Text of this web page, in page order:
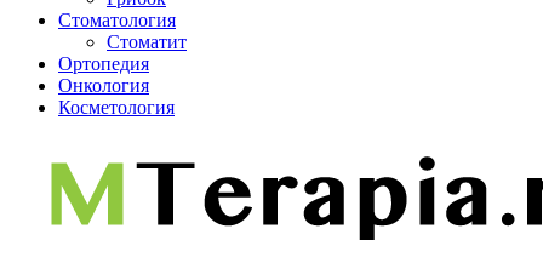
Стоматология
Стоматит
Ортопедия
Онкология
Косметология